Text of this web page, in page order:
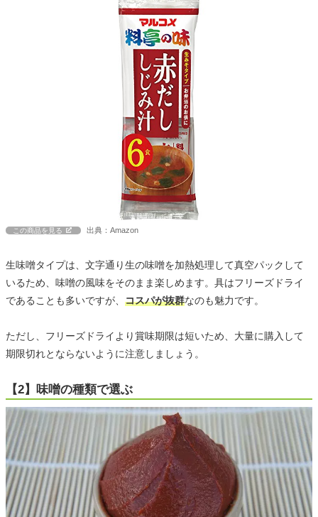
この商品を見る 出典：Amazon
生味噌タイプは、文字通り生の味噌を加熱処理して真空パックして
いるため、味噌の風味をそのまま楽しめます。具はフリーズドライ
であることも多いですが、 コスパが抜群なのも魅力です。
ただし、フリーズドライより賞味期限は短いため、大量に購入して
期限切れとならないように注意しましょう。
【2】味噌の種類で選ぶ